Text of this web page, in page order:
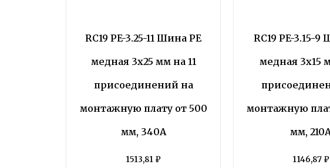
RC19 PE-3.25-11 Шина PE
медная 3х25 мм на 11
присоединений на
монтажную плату от 500
мм, 340А
1513,81 ₽
RC19 PE-3.15-9
медная 3х15
монтажную
мм,
1146,87 ₽